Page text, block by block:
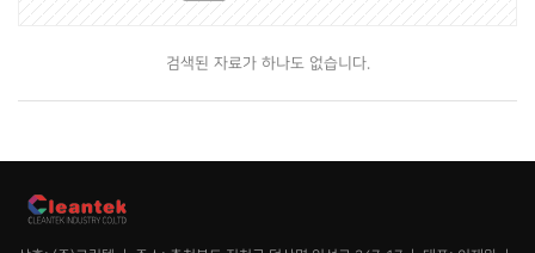
검색된 자료가 하나도 없습니다.